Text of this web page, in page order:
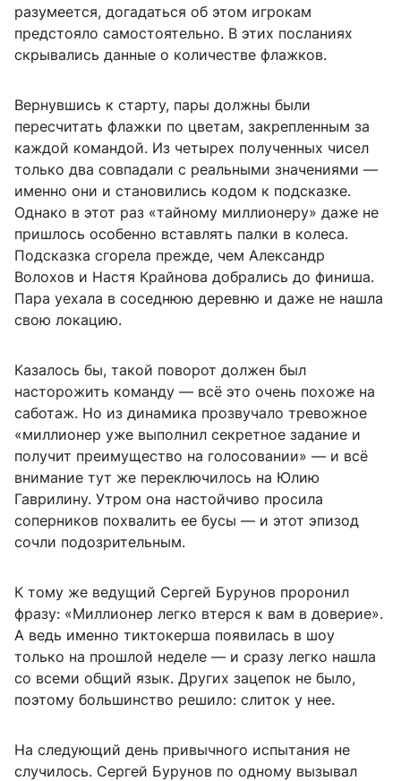
разумеется, догадаться об этом игрокам
предстояло самостоятельно. В этих посланиях
скрывались данные о количестве флажков.
Вернувшись к старту, пары должны были
пересчитать флажки по цветам, закрепленным за
каждой командой. Из четырех полученных чисел
только два совпадали с реальными значениями —
именно они и становились кодом к подсказке.
Однако в этот раз «тайному миллионеру» даже не
пришлось особенно вставлять палки в колеса.
Подсказка сгорела прежде, чем Александр
Волохов и Настя Крайнова добрались до финиша.
Пара уехала в соседнюю деревню и даже не нашла
свою локацию.
Казалось бы, такой поворот должен был
насторожить команду — всё это очень похоже на
саботаж. Но из динамика прозвучало тревожное
«миллионер уже выполнил секретное задание и
получит преимущество на голосовании» — и всё
внимание тут же переключилось на Юлию
Гаврилину. Утром она настойчиво просила
соперников похвалить ее бусы — и этот эпизод
сочли подозрительным.
К тому же ведущий Сергей Бурунов проронил
фразу: «Миллионер легко втерся к вам в доверие».
А ведь именно тиктокерша появилась в шоу
только на прошлой неделе — и сразу легко нашла
со всеми общий язык. Других зацепок не было,
поэтому большинство решило: слиток у нее.
На следующий день привычного испытания не
случилось. Сергей Бурунов по одному вызывал